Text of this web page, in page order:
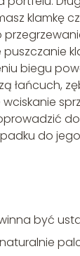
klamkę
puszczanie
biegu
łańcuch,
do
być